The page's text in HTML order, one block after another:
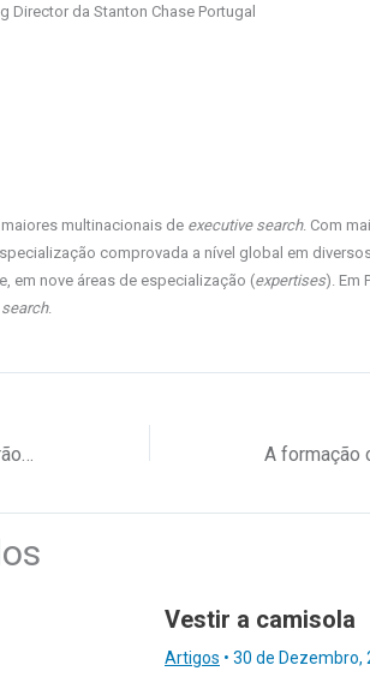
Director da Stanton Chase Portugal
multinacionais de executive search. Com
comprovada a nível global em
em nove áreas de especialização (expertises). Em
.
Vestir a camisola
Artigos • 30 de Dezembro,